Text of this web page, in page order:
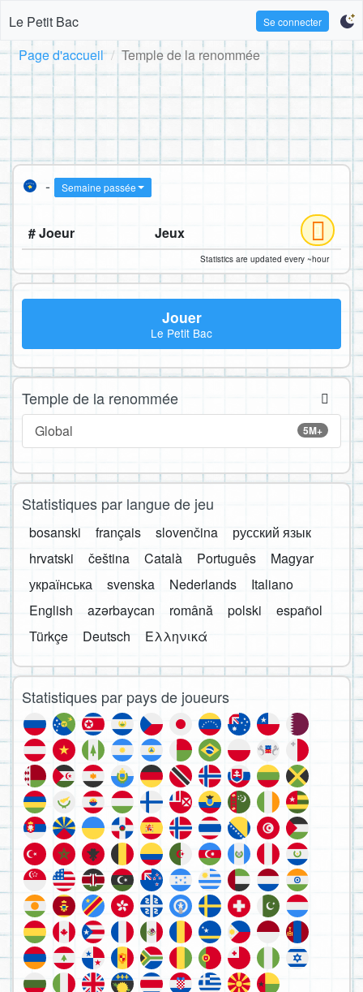
Le Petit Bac Se connecter
Page d'accueil Temple de la renommée
- Semaine passée
# Joeur Jeux
Statistics are updated every ~hour
Jouer
Le Petit Bac
Temple de la renommée
5M+
Global
Statistiques par langue de jeu
bosanski français slovenčina
русский язык
hrvatski
čeština Català Português
Magyar
українська
svenska Nederlands
Italiano
English
azərbaycan română polski
español
Türkçe
Deutsch Ελληνικά
Statistiques par pays de joueurs